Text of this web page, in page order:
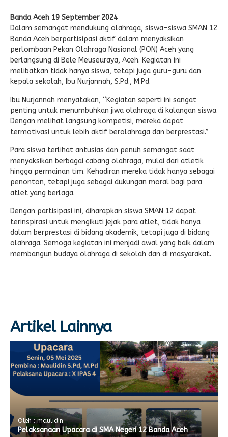
Banda Aceh 19 September 2024
Dalam semangat mendukung olahraga, siswa-siswa SMAN 12
Banda Aceh berpartisipasi aktif dalam menyaksikan
perlombaan Pekan Olahraga Nasional (PON) Aceh yang
berlangsung di Bele Meuseuraya, Aceh. Kegiatan ini
melibatkan tidak hanya siswa, tetapi juga guru-guru dan
kepala sekolah, Ibu Nurjannah, S.Pd., M.Pd.
Ibu Nurjannah menyatakan, “Kegiatan seperti ini sangat
penting untuk menumbuhkan jiwa olahraga di kalangan siswa.
Dengan melihat langsung kompetisi, mereka dapat
termotivasi untuk lebih aktif berolahraga dan berprestasi.”
Para siswa terlihat antusias dan penuh semangat saat
menyaksikan berbagai cabang olahraga, mulai dari atletik
hingga permainan tim. Kehadiran mereka tidak hanya sebagai
penonton, tetapi juga sebagai dukungan moral bagi para
atlet yang berlaga.
Dengan partisipasi ini, diharapkan siswa SMAN 12 dapat
terinspirasi untuk mengikuti jejak para atlet, tidak hanya
dalam berprestasi di bidang akademik, tetapi juga di bidang
olahraga. Semoga kegiatan ini menjadi awal yang baik dalam
membangun budaya olahraga di sekolah dan di masyarakat.
Artikel Lainnya
Oleh : maulidin
Pelaksanaan Upacara di SMA Negeri 12 Banda Aceh